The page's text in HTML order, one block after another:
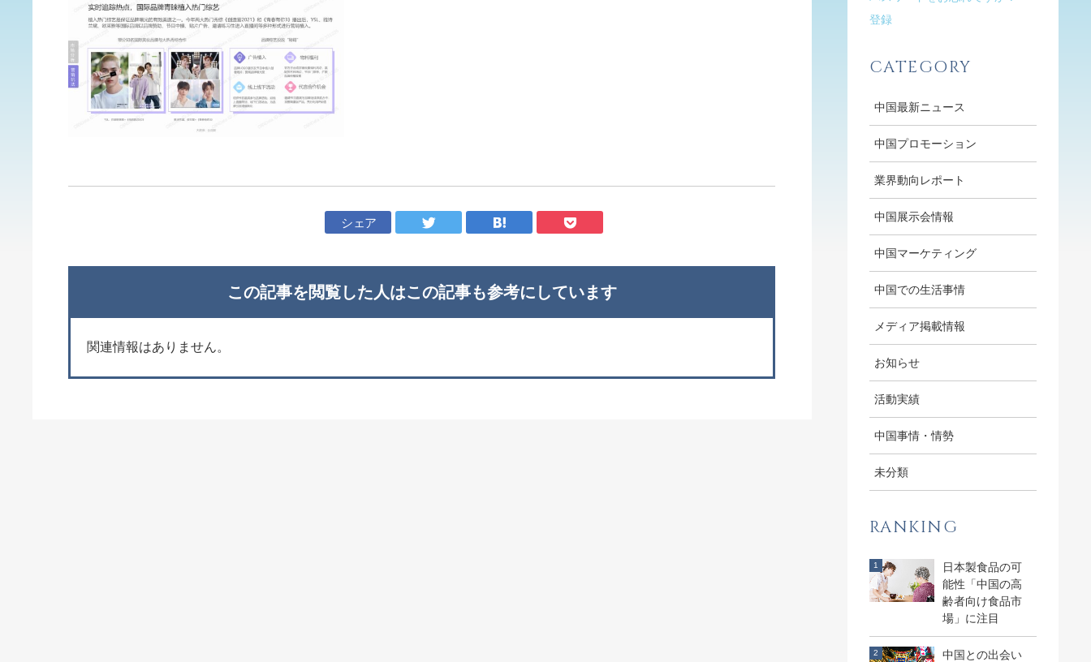
シェア
この記事を閲覧した人はこの記事も参考にしています
関連情報はありません。
登録
CATEGORY
中国最新ニュース
中国プロモーション
業界動向レポート
中国展示会情報
中国マーケティング
中国での生活事情
メディア掲載情報
お知らせ
活動実績
中国事情・情勢
未分類
RANKING
日本製食品の可
能性「中国の高
齢者向け食品市
場」に注目
中国との出会い